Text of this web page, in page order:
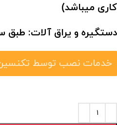
کاری میباشد)
دستگیره و یراق آلات:
خدمات نصب توسط